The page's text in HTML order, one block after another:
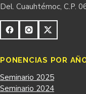
Del. Cuauhtémoc, C.P.
PONENCIAS POR
Seminario 2025
Seminario 2024